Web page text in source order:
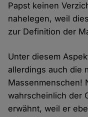
Papst keinen
nahelegen, weil
zur Definition der
Unter diesem
allerdings auch die
Massenmenschen!
wahrscheinlich der
erwähnt, weil er